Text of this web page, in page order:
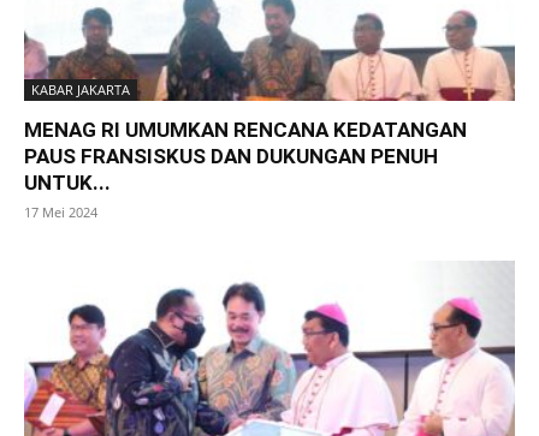
KABAR JAKARTA
MENAG RI UMUMKAN RENCANA KEDATANGAN
PAUS FRANSISKUS DAN DUKUNGAN PENUH
UNTUK...
17 Mei 2024